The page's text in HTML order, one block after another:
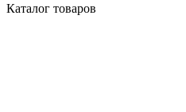
Каталог товаров